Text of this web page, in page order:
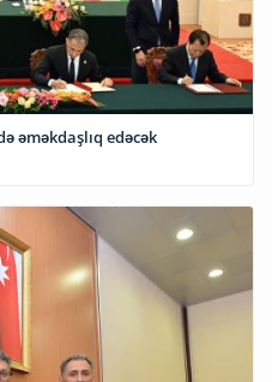
əməkdaşlıq edəcək